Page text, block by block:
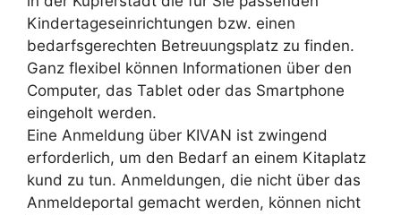
Kindertageseinrichtungen bzw. einen
bedarfsgerechten Betreuungsplatz zu finden.
Ganz flexibel können Informationen über den
Computer, das Tablet oder das Smartphone
eingeholt werden.
Eine Anmeldung über KIVAN ist zwingend
erforderlich, um den Bedarf an einem Kitaplatz
kund zu tun. Anmeldungen, die nicht über das
Anmeldeportal gemacht werden, können nicht